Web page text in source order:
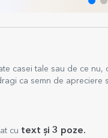
casei tale sau de ce
ca semn de apreciere
cu text și 3 poze.